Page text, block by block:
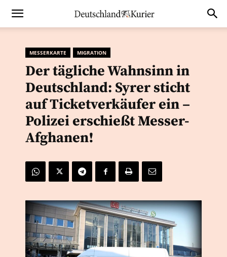
MESSERKARTE MIGRATION
Der tägliche Wahnsinn in
Deutschland: Syrer sticht
auf Ticketverkäufer ein –
Polizei erschießt Messer-
Afghanen!